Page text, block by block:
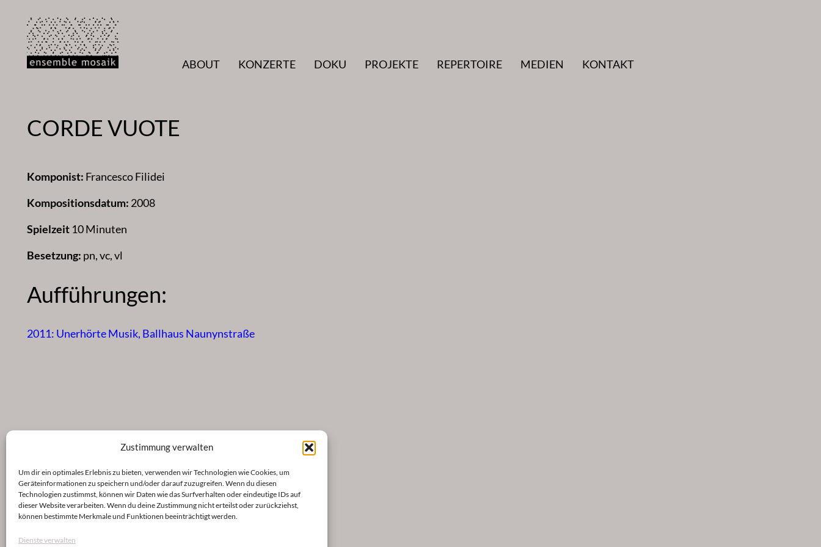
Zustimmung verwalten
Um dir ein optimales Erlebnis zu bieten, verwenden wir Technologien wie Cookies, um
Geräteinformationen zu speichern und/oder darauf zuzugreifen. Wenn du diesen
Technologien zustimmst, können wir Daten wie das Surfverhalten oder eindeutige IDs auf
dieser Website verarbeiten. Wenn du deine Zustimmung nicht erteilst oder zurückziehst,
können bestimmte Merkmale und Funktionen beeinträchtigt werden.
Dienste verwalten
Inhalt
springen
ABOUT
KONZERTE DOKU PROJEKTE REPERTOIRE MEDIEN KONTAKT
CORDE VUOTE
Komponist: Francesco Filidei
Kompositionsdatum: 2008
Spielzeit 10 Minuten
Besetzung: pn, vc, vl
Aufführungen:
2011: Unerhörte Musik, Ballhaus Naunynstraße